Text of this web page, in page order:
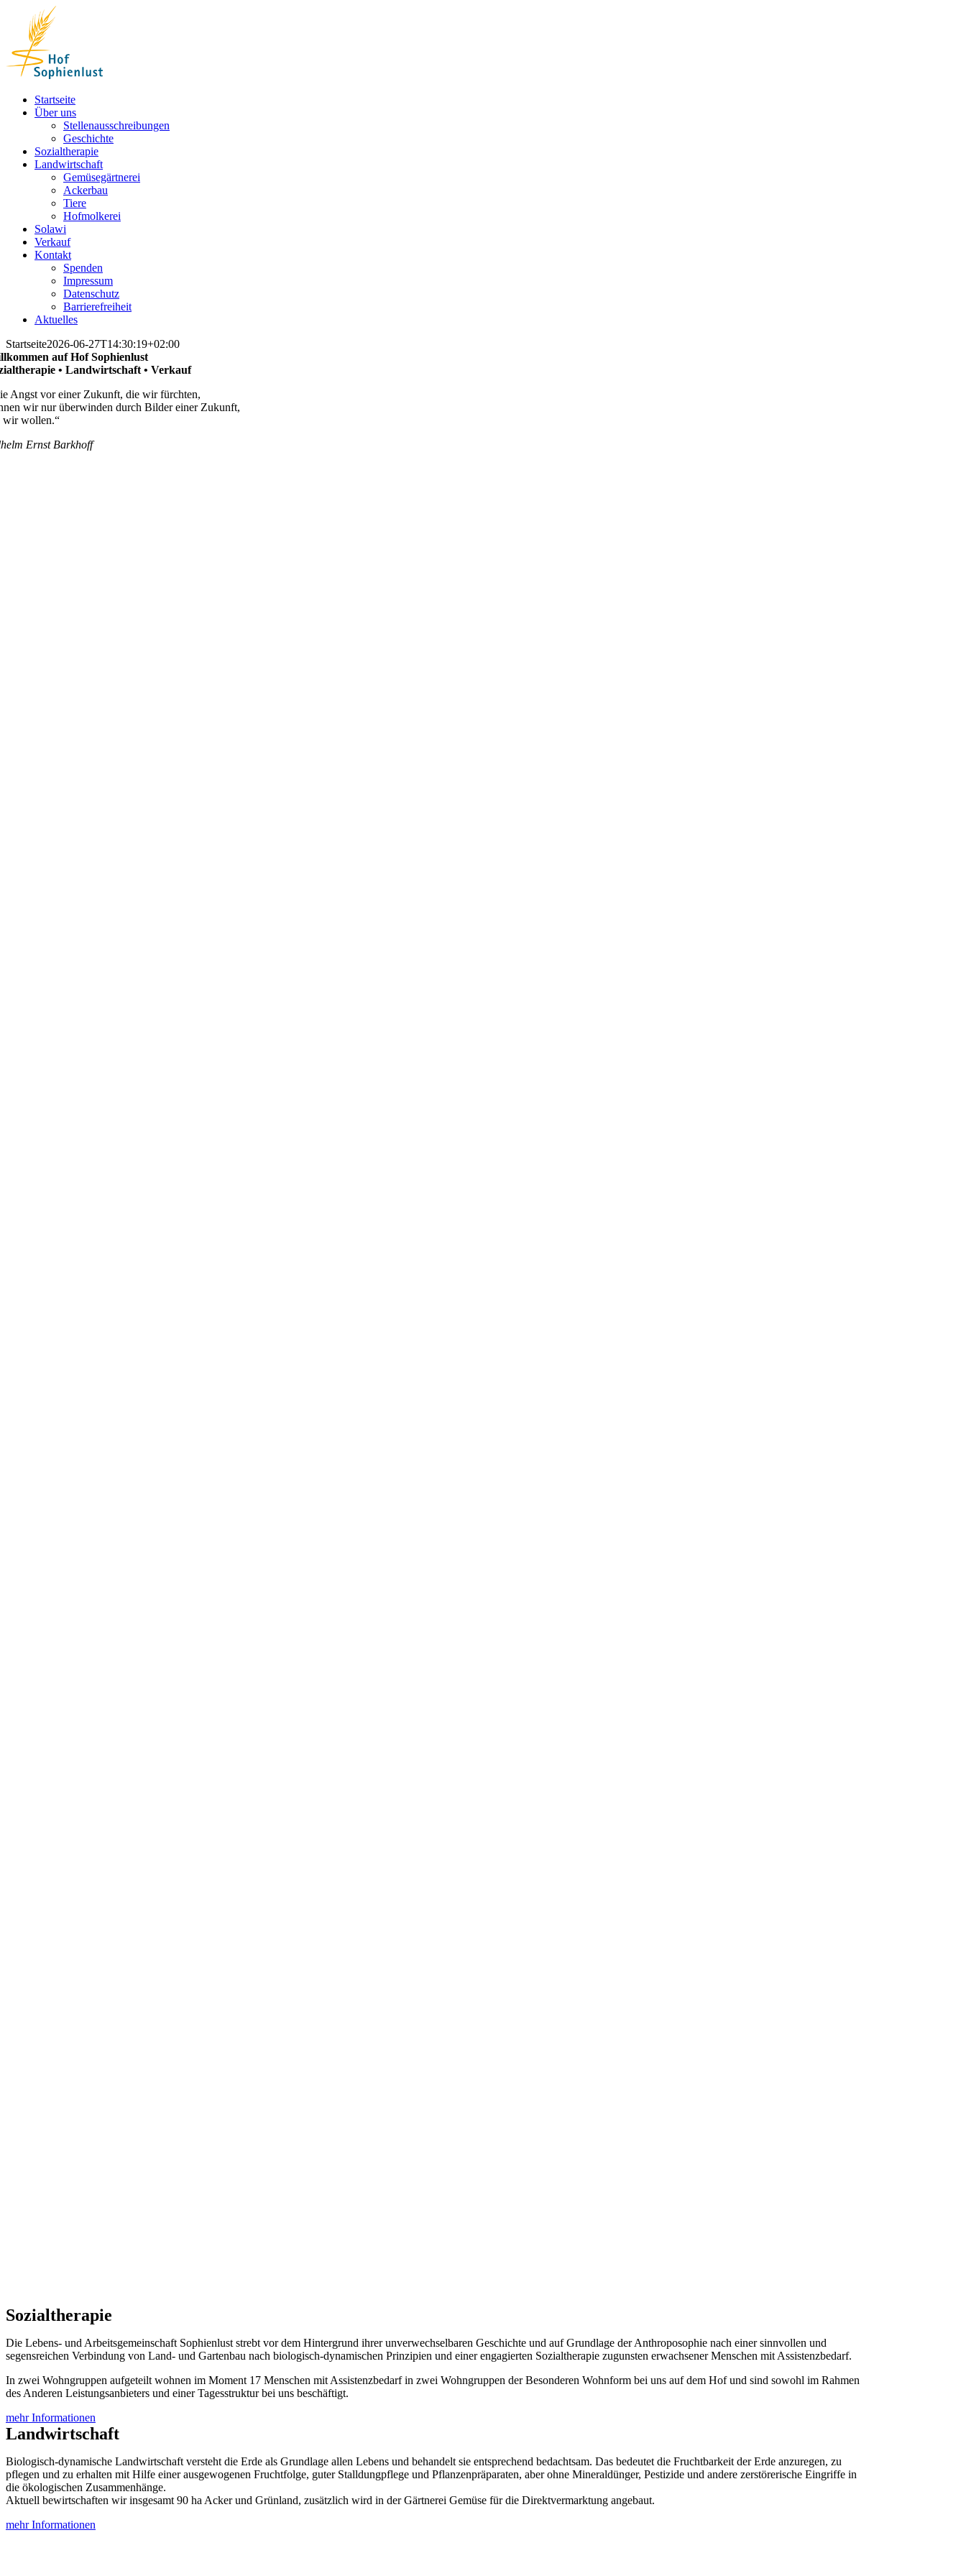
content
Startseite
Über uns
Stellenausschreibungen
Geschichte
Sozialtherapie
Landwirtschaft
Gemüsegärtnerei
Ackerbau
Tiere
Hofmolkerei
Solawi
Verkauf
Kontakt
Spenden
Impressum
Datenschutz
Barrierefreiheit
Aktuelles
Startseite2026-06-27T14:30:19+02:00
auf Hof Sophienlust
• Landwirtschaft • Verkauf
Angst vor einer Zukunft, die wir fürchten,
wir nur überwinden durch Bilder einer Zukunft,
wir wollen.“
Ernst Barkhoff
Sozialtherapie
Die Lebens- und Arbeitsgemeinschaft Sophienlust strebt vor dem Hintergrund ihrer unverwechselbaren Geschichte und auf Grundlage der Anthroposophie nach einer sinnvollen und
segensreichen Verbindung von Land- und Gartenbau nach biologisch-dynamischen Prinzipien und einer engagierten Sozialtherapie zugunsten erwachsener Menschen mit Assistenzbedarf.
In zwei Wohngruppen aufgeteilt wohnen im Moment 17 Menschen mit Assistenzbedarf in zwei Wohngruppen der Besonderen Wohnform bei uns auf dem Hof und sind sowohl im Rahmen
des Anderen Leistungsanbieters und einer Tagesstruktur bei uns beschäftigt.
mehr Informationen
Landwirtschaft
Biologisch-dynamische Landwirtschaft versteht die Erde als Grundlage allen Lebens und behandelt sie entsprechend bedachtsam. Das bedeutet die Fruchtbarkeit der Erde anzuregen, zu
pflegen und zu erhalten mit Hilfe einer ausgewogenen Fruchtfolge, guter Stalldungpflege und Pflanzenpräparaten, aber ohne Mineraldünger, Pestizide und andere zerstörerische Eingriffe in
die ökologischen Zusammenhänge.
Aktuell bewirtschaften wir insgesamt 90 ha Acker und Grünland, zusätzlich wird in der Gärtnerei Gemüse für die Direktvermarktung angebaut.
mehr Informationen